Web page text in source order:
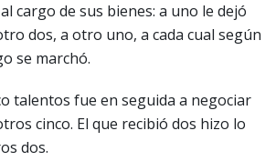
cargo de sus bienes: a uno le dejó
dos, a otro uno, a cada cual según
se marchó.
talentos fue en seguida a negociar
cinco. El que recibió dos hizo lo
dos.